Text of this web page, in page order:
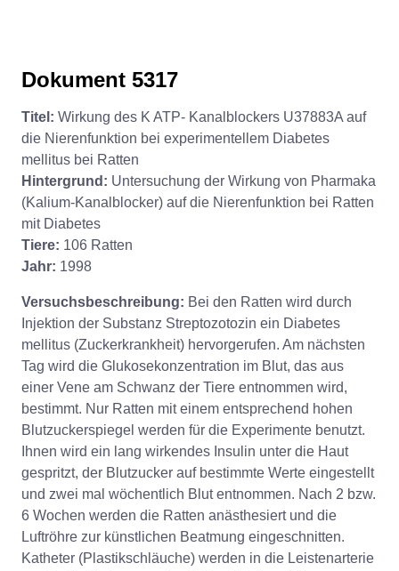
Dokument 5317
Titel: Wirkung des K ATP- Kanalblockers U37883A auf
die Nierenfunktion bei experimentellem Diabetes
mellitus bei Ratten
Hintergrund: Untersuchung der Wirkung von Pharmaka
(Kalium-Kanalblocker) auf die Nierenfunktion bei Ratten
mit Diabetes
Tiere: 106 Ratten
Jahr: 1998
Versuchsbeschreibung: Bei den Ratten wird durch
Injektion der Substanz Streptozotozin ein Diabetes
mellitus (Zuckerkrankheit) hervorgerufen. Am nächsten
Tag wird die Glukosekonzentration im Blut, das aus
einer Vene am Schwanz der Tiere entnommen wird,
bestimmt. Nur Ratten mit einem entsprechend hohen
Blutzuckerspiegel werden für die Experimente benutzt.
Ihnen wird ein lang wirkendes Insulin unter die Haut
gespritzt, der Blutzucker auf bestimmte Werte eingestellt
und zwei mal wöchentlich Blut entnommen. Nach 2 bzw.
6 Wochen werden die Ratten anästhesiert und die
Luftröhre zur künstlichen Beatmung eingeschnitten.
Katheter (Plastikschläuche) werden in die Leistenarterie